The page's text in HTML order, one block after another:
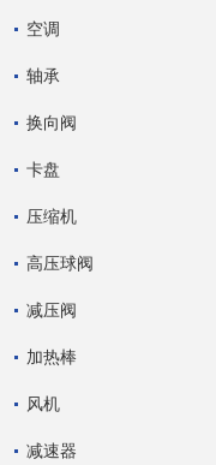
空调
轴承
换向阀
卡盘
压缩机
高压球阀
减压阀
加热棒
风机
减速器